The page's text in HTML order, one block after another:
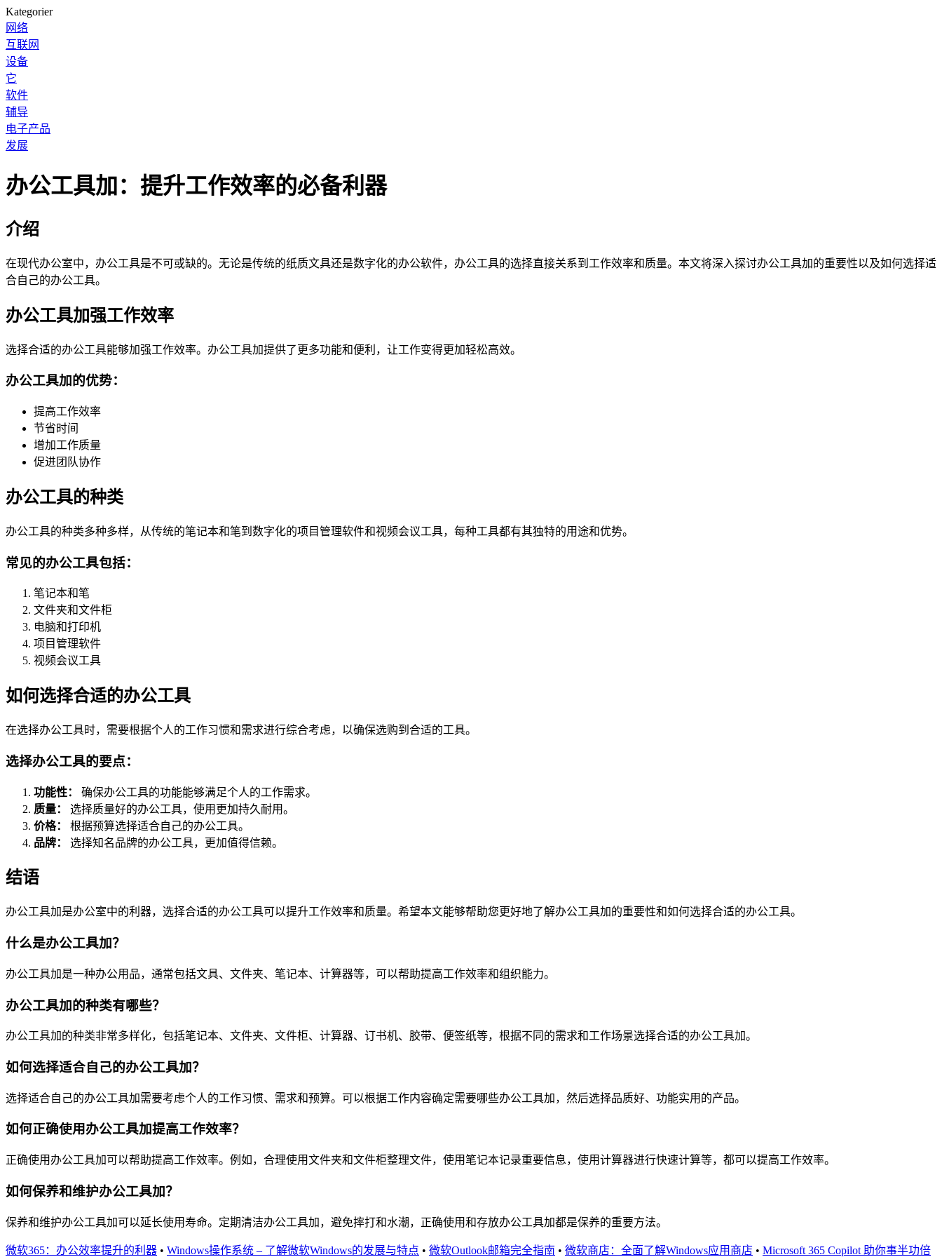
Kategorier
网络
互联网
设备
它
软件
辅导
电子产品
发展
办公工具加：提升工作效率的必备利器
介绍
在现代办公室中，办公工具是不可或缺的。无论是传统的纸质文具还是数字化的办公软件，办公工具的选择直接关系到工作效率和质量。本文将深入探讨办公工具加的重要性以及如何选择适
合自己的办公工具。
办公工具加强工作效率
选择合适的办公工具能够加强工作效率。办公工具加提供了更多功能和便利，让工作变得更加轻松高效。
办公工具加的优势：
提高工作效率
节省时间
增加工作质量
促进团队协作
办公工具的种类
办公工具的种类多种多样，从传统的笔记本和笔到数字化的项目管理软件和视频会议工具，每种工具都有其独特的用途和优势。
常见的办公工具包括：
笔记本和笔
文件夹和文件柜
电脑和打印机
项目管理软件
视频会议工具
如何选择合适的办公工具
在选择办公工具时，需要根据个人的工作习惯和需求进行综合考虑，以确保选购到合适的工具。
选择办公工具的要点：
功能性：
确保办公工具的功能能够满足个人的工作需求。
质量：
选择质量好的办公工具，使用更加持久耐用。
价格：
根据预算选择适合自己的办公工具。
品牌：
选择知名品牌的办公工具，更加值得信赖。
结语
办公工具加是办公室中的利器，选择合适的办公工具可以提升工作效率和质量。希望本文能够帮助您更好地了解办公工具加的重要性和如何选择合适的办公工具。
什么是办公工具加？
办公工具加是一种办公用品，通常包括文具、文件夹、笔记本、计算器等，可以帮助提高工作效率和组织能力。
办公工具加的种类有哪些？
办公工具加的种类非常多样化，包括笔记本、文件夹、文件柜、计算器、订书机、胶带、便签纸等，根据不同的需求和工作场景选择合适的办公工具加。
如何选择适合自己的办公工具加？
选择适合自己的办公工具加需要考虑个人的工作习惯、需求和预算。可以根据工作内容确定需要哪些办公工具加，然后选择品质好、功能实用的产品。
如何正确使用办公工具加提高工作效率？
正确使用办公工具加可以帮助提高工作效率。例如，合理使用文件夹和文件柜整理文件，使用笔记本记录重要信息，使用计算器进行快速计算等，都可以提高工作效率。
如何保养和维护办公工具加？
保养和维护办公工具加可以延长使用寿命。定期清洁办公工具加，避免摔打和水潮，正确使用和存放办公工具加都是保养的重要方法。
微软365：办公效率提升的利器 • Windows操作系统 – 了解微软Windows的发展与特点 • 微软Outlook邮箱完全指南 • 微软商店：全面了解Windows应用商店 • Microsoft 365 Copilot 助你事半功倍